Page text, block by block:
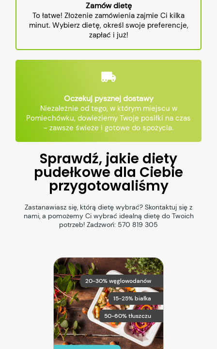
Zamów dietę
To łatwe! Złożenie zamówienia zajmie Ci kilka
minut. Wybierz dietę, określ swoje preferencje,
zapłać i już!
Oczekuj pysznej dostawy
Niezależnie od tego, w którym miejscu w
Pomiechówku, dowieziemy Twoje posiłki na czas
- zawsze świeże i gotowe do spożycia.
Sprawdź, jakie diety
pudełkowe dla Ciebie
przygotowaliśmy
Zastanawiasz się, którą dietę wybrać? Skontaktuj się z
nami, a pomożemy Ci wybrać idealną dietę do Twoich
potrzeb! Zadzwoń: 570 819 305
20-30% węglowodanów
15-25% białka
50-60% tłuszczu